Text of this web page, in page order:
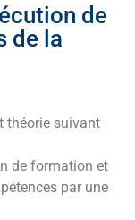
de
de la
théorie suivant
de formation et
par une